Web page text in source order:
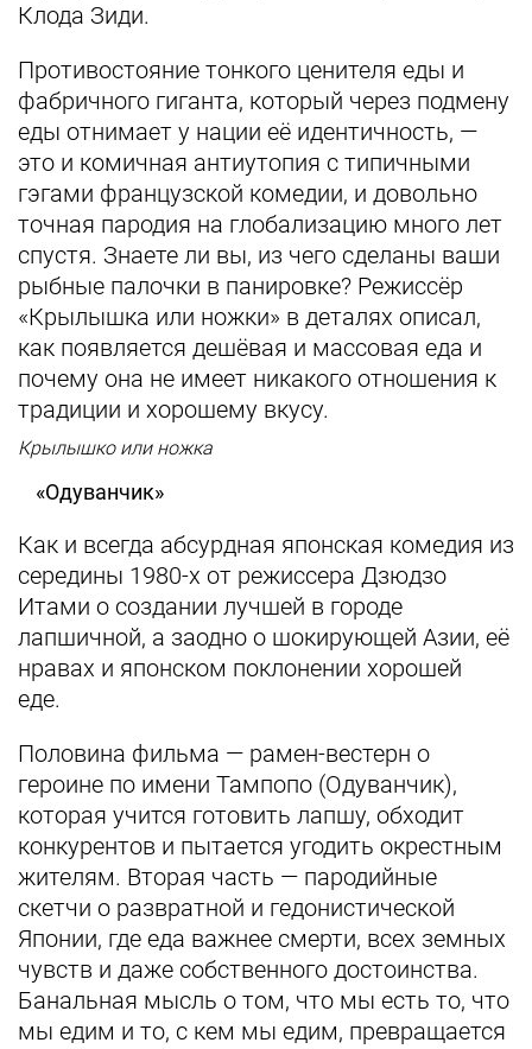
Клода Зиди.
Противостояние тонкого ценителя еды и
фабричного гиганта, который через подмену
еды отнимает у нации её идентичность, —
это и комичная антиутопия с типичными
гэгами французской комедии, и довольно
точная пародия на глобализацию много лет
спустя. Знаете ли вы, из чего сделаны ваши
рыбные палочки в панировке? Режиссёр
«Крылышка или ножки» в деталях описал,
как появляется дешёвая и массовая еда и
почему она не имеет никакого отношения к
традиции и хорошему вкусу.
Крылышко или ножка
«Одуванчик»
Как и всегда абсурдная японская комедия из
середины 1980-х от режиссера Дзюдзо
Итами о создании лучшей в городе
лапшичной, а заодно о шокирующей Азии, её
нравах и японском поклонении хорошей
еде.
Половина фильма — рамен-вестерн о
героине по имени Тампопо (Одуванчик),
которая учится готовить лапшу, обходит
конкурентов и пытается угодить окрестным
жителям. Вторая часть — пародийные
скетчи о развратной и гедонистической
Японии, где еда важнее смерти, всех земных
чувств и даже собственного достоинства.
Банальная мысль о том, что мы есть то, что
мы едим и то, с кем мы едим, превращается